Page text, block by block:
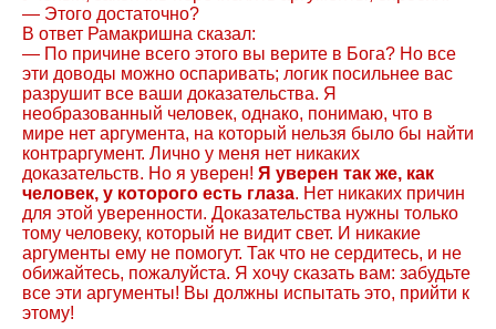
— Этого достаточно?
В ответ Рамакришна сказал:
— По причине всего этого вы верите в Бога? Но все
эти доводы можно оспаривать; логик посильнее вас
разрушит все ваши доказательства. Я
необразованный человек, однако, понимаю, что в
мире нет аргумента, на который нельзя было бы найти
контраргумент. Лично у меня нет никаких
доказательств. Но я уверен! Я уверен так же, как
человек, у которого есть глаза. Нет никаких причин
для этой уверенности. Доказательства нужны только
тому человеку, который не видит свет. И никакие
аргументы ему не помогут. Так что не сердитесь, и не
обижайтесь, пожалуйста. Я хочу сказать вам: забудьте
все эти аргументы! Вы должны испытать это, прийти к
этому!